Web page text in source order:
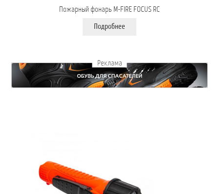
Пожарный фонарь M-FIRE FOCUS RC
Подробнее